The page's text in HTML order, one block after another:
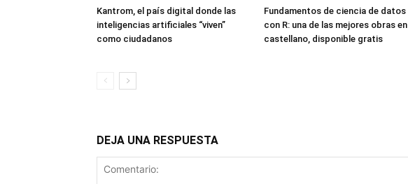
Kantrom, el país digital donde las
inteligencias artificiales “viven”
como ciudadanos
Fundamentos de ciencia de datos
con R: una de las mejores obras en
castellano, disponible gratis
DEJA UNA RESPUESTA